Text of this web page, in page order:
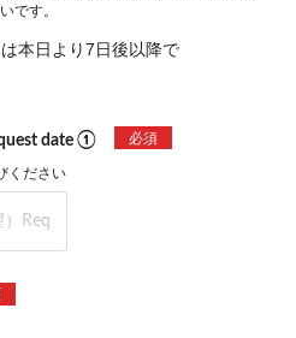
です。
本日より7日後以降で
date ① 必須
ください